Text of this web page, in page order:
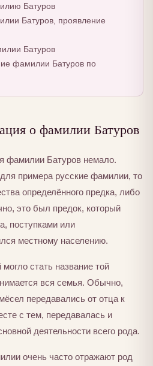
Батуров
Батуров, проявление
Батуров
фамилии Батуров по
о фамилии Батуров
фамилии Батуров немало.
примера русские фамилии, то
определённого предка, либо
это был предок, который
поступками или
местному населению.
стать название той
вся семья. Обычно,
передавались от отца к
с тем, передавалась и
деятельности всего рода.
очень часто отражают род